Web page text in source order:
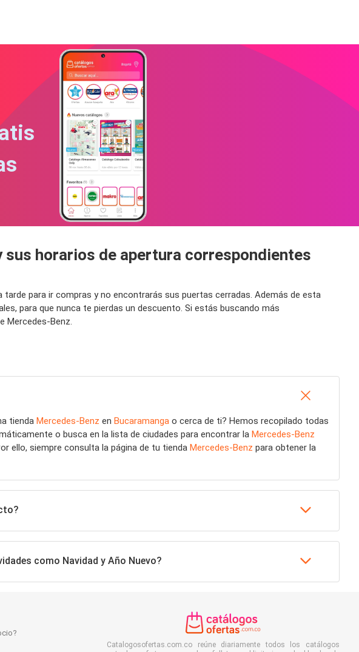
horarios de apertura correspondientes
para ir compras y no encontrarás sus puertas cerradas. Además de esta
para que nunca te pierdas un descuento. Si estás buscando más
Mercedes-Benz.
tienda Mercedes-Benz en Bucaramanga o cerca de ti? Hemos recopilado todas
o busca en la lista de ciudades para encontrar la Mercedes-Benz
ello, siempre consulta la página de tu tienda Mercedes-Benz para obtener la
como Navidad y Año Nuevo?
Catalogosofertas.com.co reúne diariamente todos los catálogos